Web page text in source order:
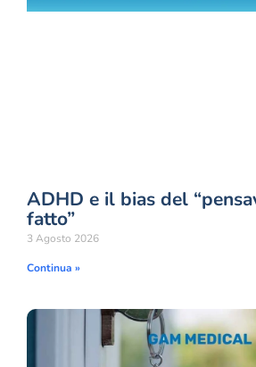
ADHD e il bias del
fatto”
3 Agosto 2026
Continua »